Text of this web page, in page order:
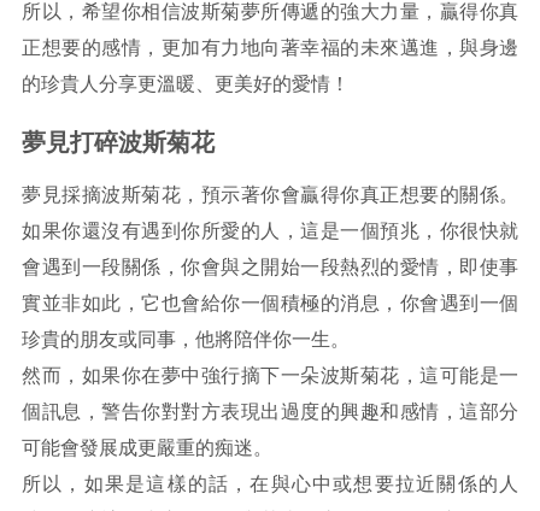
所以，希望你相信波斯菊夢所傳遞的強大力量，贏得你真
正想要的感情，更加有力地向著幸福的未來邁進，與身邊
的珍貴人分享更溫暖、更美好的愛情！
夢見打碎波斯菊花
夢見採摘波斯菊花，預示著你會贏得你真正想要的關係。
如果你還沒有遇到你所愛的人，這是一個預兆，你很快就
會遇到一段關係，你會與之開始一段熱烈的愛情，即使事
實並非如此，它也會給你一個積極的消息，你會遇到一個
珍貴的朋友或同事，他將陪伴你一生。
然而，如果你在夢中強行摘下一朵波斯菊花，這可能是一
個訊息，警告你對對方表現出過度的興趣和感情，這部分
可能會發展成更嚴重的痴迷。
所以，如果是這樣的話，在與心中或想要拉近關係的人